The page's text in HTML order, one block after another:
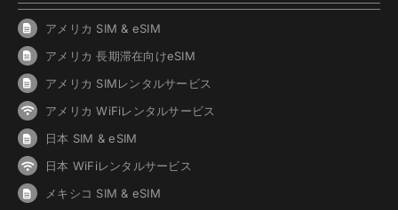
アメリカ SIM & eSIM
アメリカ 長期滞在向けeSIM
アメリカ SIMレンタルサービス
アメリカ WiFiレンタルサービス
日本 SIM & eSIM
日本 WiFiレンタルサービス
メキシコ SIM & eSIM